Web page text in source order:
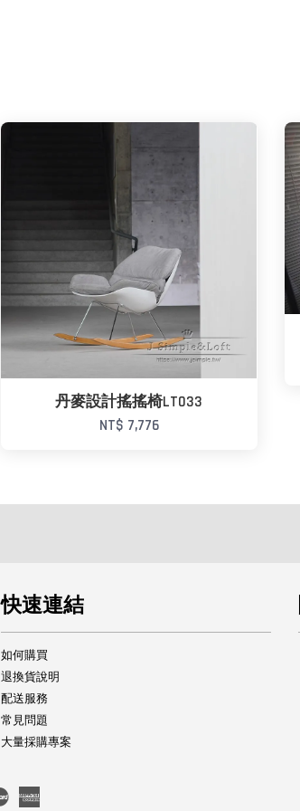
丹麥設計搖搖椅LT033
NT$ 7,776
快速連結
如何購買
退換貨說明
配送服務
常見問題
大量採購專案
Master